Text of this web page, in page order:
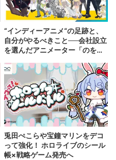
“インディーアニメ“の足跡と、
自分がやるべきこと──会社設立
を選んだアニメーター「のを
兎田ぺこらや宝鐘マリンをデコ
って強化！ ホロライブのシール
帳×戦略ゲーム発売へ